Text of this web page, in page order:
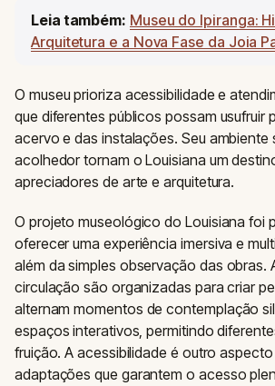
Leia também: Museu do Ipiranga:
Arquitetura e a Nova Fase da Joia
O museu prioriza acessibilidade e
que diferentes públicos possam usufruir
acervo e das instalações. Seu ambiente
acolhedor tornam o Louisiana um
apreciadores de arte e arquitetura.
O projeto museológico do Louisiana foi
oferecer uma experiência imersiva e
além da simples observação das obras.
circulação são organizadas para criar
alternam momentos de contemplação
espaços interativos, permitindo
fruição. A acessibilidade é outro
adaptações que garantem o acesso